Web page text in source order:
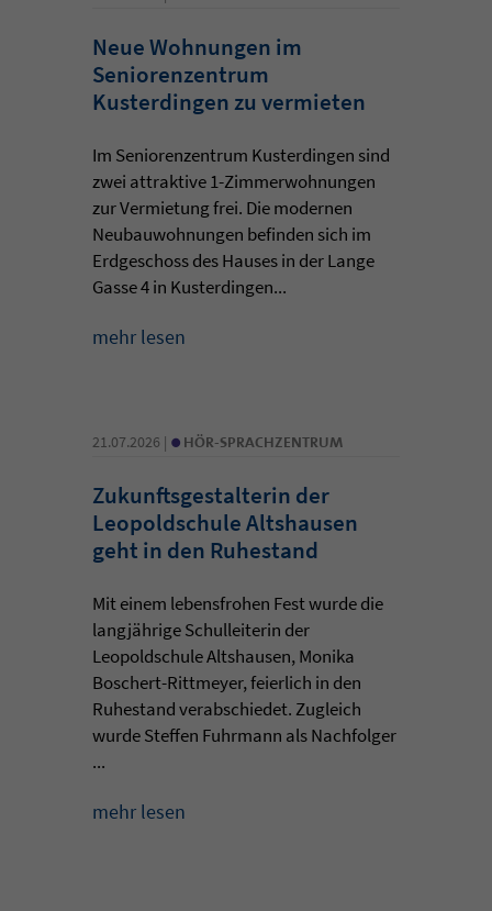
Neue Wohnungen im
Seniorenzentrum
Kusterdingen zu vermieten
Im Seniorenzentrum Kusterdingen sind
zwei attraktive 1-Zimmerwohnungen
zur Vermietung frei. Die modernen
Neubauwohnungen befinden sich im
Erdgeschoss des Hauses in der Lange
Gasse 4 in Kusterdingen...
mehr lesen
21.07.2026 | • HÖR-SPRACHZENTRUM
Zukunftsgestalterin der
Leopoldschule Altshausen
geht in den Ruhestand
Mit einem lebensfrohen Fest wurde die
langjährige Schulleiterin der
Leopoldschule Altshausen, Monika
Boschert-Rittmeyer, feierlich in den
Ruhestand verabschiedet. Zugleich
wurde Steffen Fuhrmann als Nachfolger
...
mehr lesen